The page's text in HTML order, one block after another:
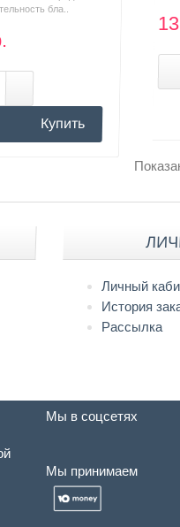
бла..
Купить
Личный
История
Рассылка
Мы в соцсетях
Мы принимаем